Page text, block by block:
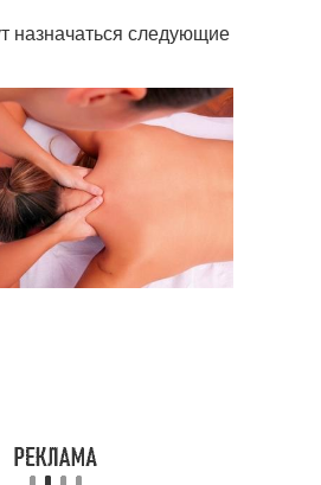
назначаться следующие